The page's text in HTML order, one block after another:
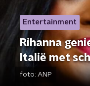
Entertainment
Rihanna
Italië met
foto: ANP